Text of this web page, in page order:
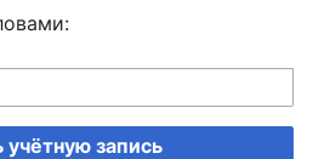
учётную запись